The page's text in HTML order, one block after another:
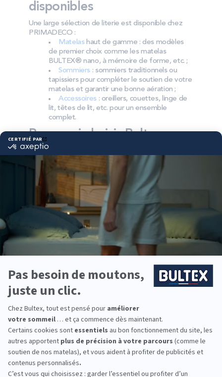
disponibles
Une large sélection de literie est disponible chez
PRIMADECO :
Matelashaut de gamme : des modèles
de premier choix comme les matelas
BULTEX® nano, à mémoire de forme, etc. ;
Sommiers : sommiers traditionnels ou
tapissiers pour compléter le soutien de votre
matelas et garantir une bonne aération ;
Accessoires: oreillers, couettes, linge de
lit, têtes de lit, etc. pour un ensemble
complet.
Pourquoi choisir Bultex
comme literie ?
Bultex est l’une des marques de literie les plus
présentes dans les foyers français*. Son
savoir‑faire sur la mousse technique et la durabilité
des matériaux aide à préserver un sommeil régulier
dans le temps.
Chaque morphologie a ses préférences de confort.
La gamme Bultex propose plusieurs fermetés et
s’associe avec le bon sommier pour obtenir un
soutien homogène et adapté à votre dos.
Pour une chambre d’amis, un couchage enfant ou
avec des matelas et accessoires Bultex cohérents
en confort et en longévité.
*Marque la plus détenue : 18 599 personnes
interrogées de février 2019 à mars 2025. Institut
Iligo.
PRIMADECO : essayez
avant d’acheter
Rien ne remplace un essai en magasin. Passez chez
PRIMADECO à Ivry‑sur‑Seine pour comparer les
sensations, tester plusieurs fermetés et valider